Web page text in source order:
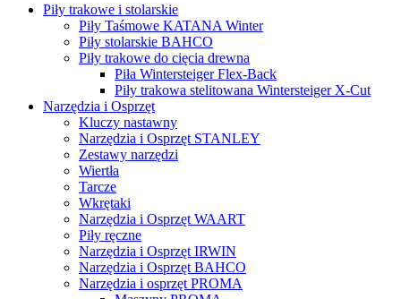
Piły trakowe i stolarskie
Piły Taśmowe KATANA Winter
Piły stolarskie BAHCO
Piły trakowe do cięcia drewna
Piła Wintersteiger Flex-Back
Piły trakowa stelitowana Wintersteiger X-Cut
Narzędzia i Osprzęt
Kluczy nastawny
Narzędzia i Osprzęt STANLEY
Zestawy narzędzi
Wiertła
Tarcze
Wkrętaki
Narzędzia i Osprzęt WAART
Piły ręczne
Narzędzia i Osprzęt IRWIN
Narzędzia i Osprzęt BAHCO
Narzędzia i osprzęt PROMA